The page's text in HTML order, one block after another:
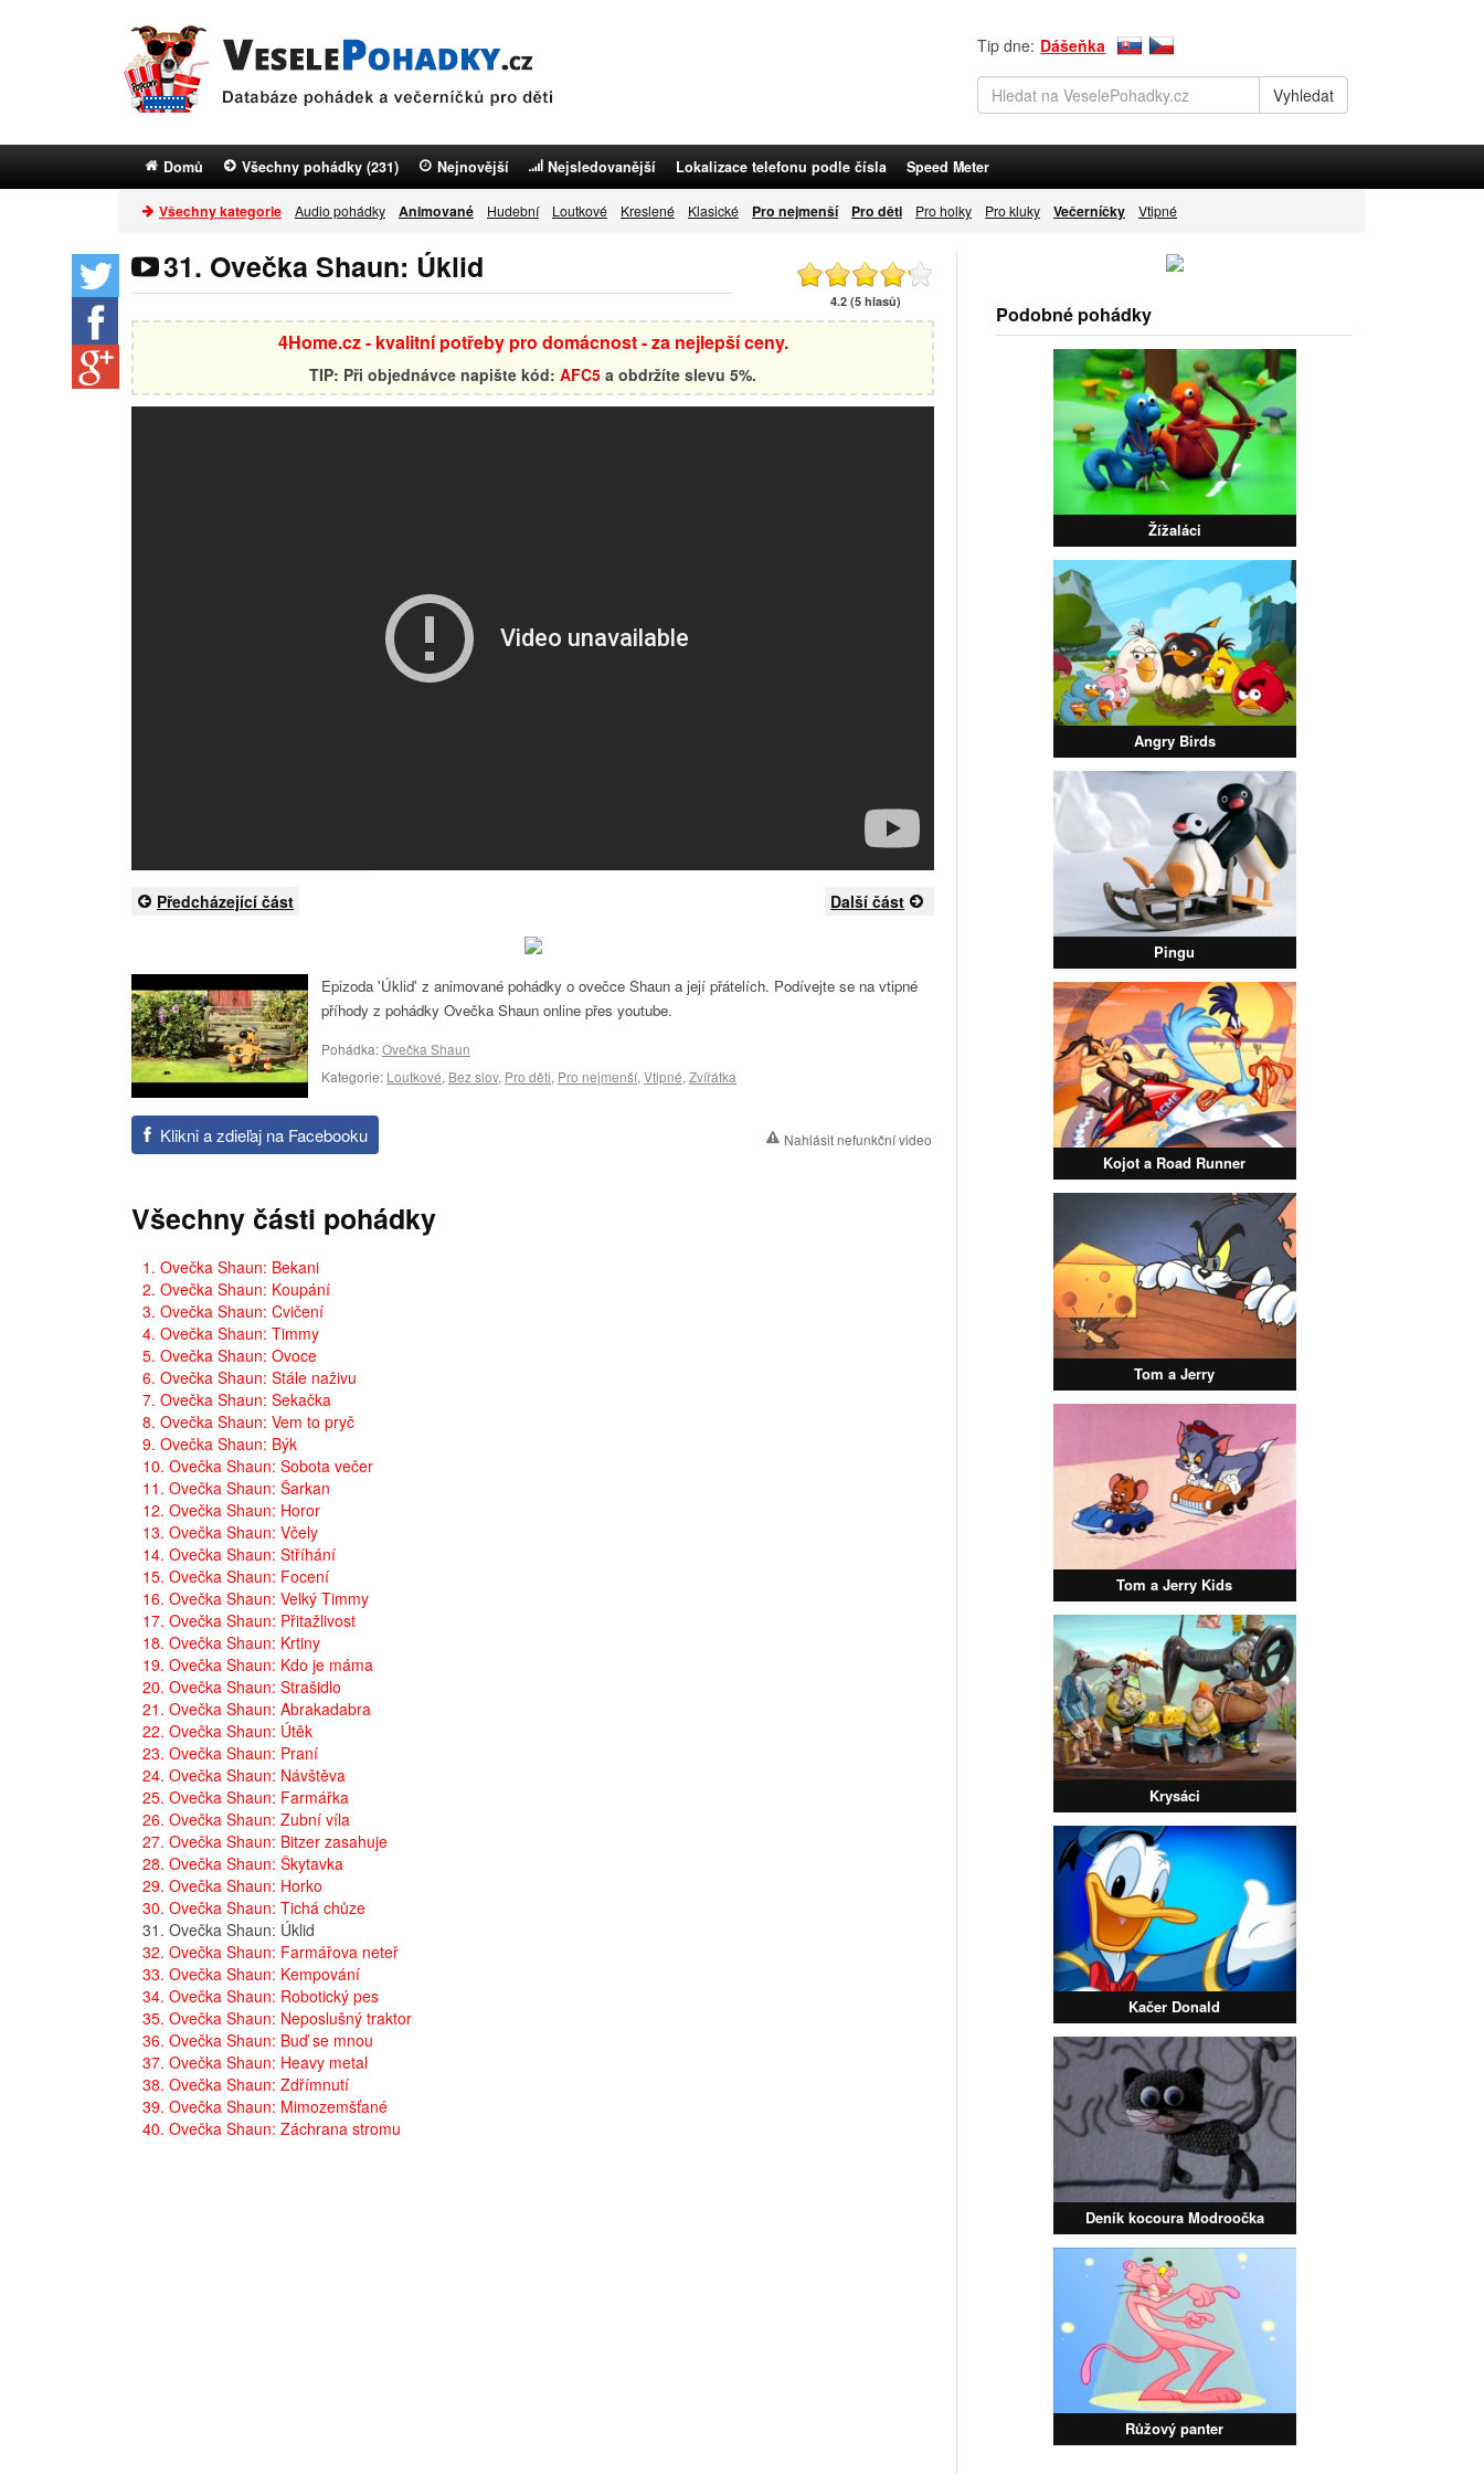
Tip dne: Dášeňka
Domů Všechny pohádky (231) Nejnovější Nejsledovanější Lokalizace telefonu podle čísla Speed Meter
Všechny kategorie Audio pohádky Animované Hudební Loutkové Kreslené Klasické Pro nejmenší Pro děti Pro holky Pro kluky Večerníčky Vtipné
31. Ovečka Shaun: Úklid
4.2 (5 hlasů)
4Home.cz - kvalitní potřeby pro domácnost - za nejlepší ceny.
TIP: Při objednávce napište kód:AFC5 a obdržíte slevu 5%.
Předcházející část Další část
Epizoda 'Úklid' z animované pohádky o ovečce Shaun a její přátelích. Podívejte se na vtipné
příhody z pohádky Ovečka Shaun online přes youtube.
Pohádka:Ovečka Shaun
Kategorie: Loutkové, Bez slov, Pro děti, Pro nejmenší, Vtipné, Zvířátka
Klikni a zdieľaj na Facebooku Nahlásit nefunkční video
Všechny části pohádky
1. Ovečka Shaun: Bekani
2. Ovečka Shaun: Koupání
3. Ovečka Shaun: Cvičení
4. Ovečka Shaun: Timmy
5. Ovečka Shaun: Ovoce
6. Ovečka Shaun: Stále naživu
7. Ovečka Shaun: Sekačka
8. Ovečka Shaun: Vem to pryč
9. Ovečka Shaun: Býk
10. Ovečka Shaun: Sobota večer
11. Ovečka Shaun: Šarkan
12. Ovečka Shaun: Horor
13. Ovečka Shaun: Včely
14. Ovečka Shaun: Stříhání
15. Ovečka Shaun: Focení
16. Ovečka Shaun: Velký Timmy
17. Ovečka Shaun: Přitažlivost
18. Ovečka Shaun: Krtiny
19. Ovečka Shaun: Kdo je máma
20. Ovečka Shaun: Strašidlo
21. Ovečka Shaun: Abrakadabra
22. Ovečka Shaun: Útěk
23. Ovečka Shaun: Praní
24. Ovečka Shaun: Návštěva
25. Ovečka Shaun: Farmářka
26. Ovečka Shaun: Zubní víla
27. Ovečka Shaun: Bitzer zasahuje
28. Ovečka Shaun: Škytavka
29. Ovečka Shaun: Horko
30. Ovečka Shaun: Tichá chůze
31. Ovečka Shaun: Úklid
32. Ovečka Shaun: Farmářova neteř
33. Ovečka Shaun: Kempování
34. Ovečka Shaun: Robotický pes
35. Ovečka Shaun: Neposlušný traktor
36. Ovečka Shaun: Buď se mnou
37. Ovečka Shaun: Heavy metal
38. Ovečka Shaun: Zdřímnutí
39. Ovečka Shaun: Mimozemšťané
40. Ovečka Shaun: Záchrana stromu
Podobné pohádky
Žížaláci
Angry Birds
Pingu
Kojot a Road Runner
Tom a Jerry
Tom a Jerry Kids
Krysáci
Kačer Donald
Deník kocoura Modroočka
Růžový panter